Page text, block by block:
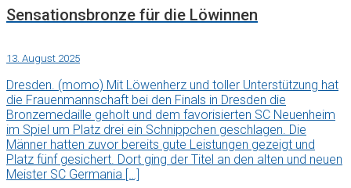
Sensationsbronze für die Löwinnen
13. August 2025
Dresden. (momo) Mit Löwenherz und toller Unterstützung hat
die Frauenmannschaft bei den Finals in Dresden die
Bronzemedaille geholt und dem favorisierten SC Neuenheim
im Spiel um Platz drei ein Schnippchen geschlagen. Die
Männer hatten zuvor bereits gute Leistungen gezeigt und
Platz fünf gesichert. Dort ging der Titel an den alten und neuen
Meister SC Germania […]